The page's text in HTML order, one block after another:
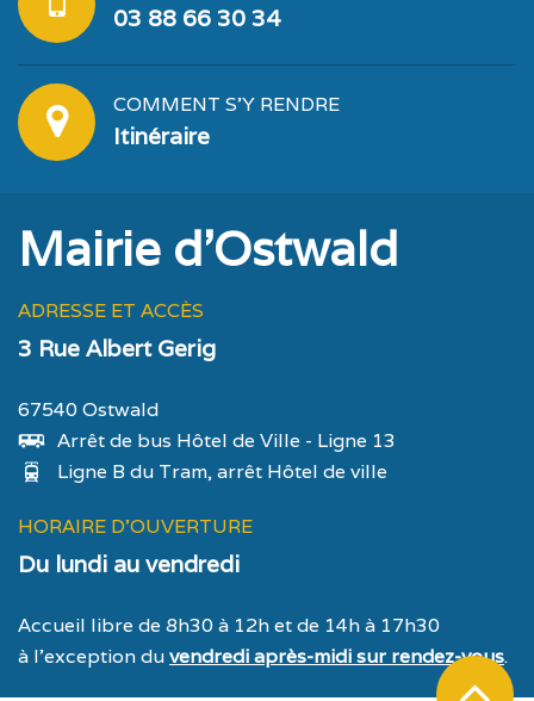
03 88 66 30 34
COMMENT S'Y RENDRE
Itinéraire
Mairie d'Ostwald
ADRESSE ET ACCÈS
3 Rue Albert Gerig
67540 Ostwald
Arrêt de bus Hôtel de Ville - Ligne 13
Ligne B du Tram, arrêt Hôtel de ville
HORAIRE D'OUVERTURE
Du lundi au vendredi
Accueil libre de 8h30 à 12h et de 14h à 17h30
à l’exception duvendredi après-midi sur rendez-vous.